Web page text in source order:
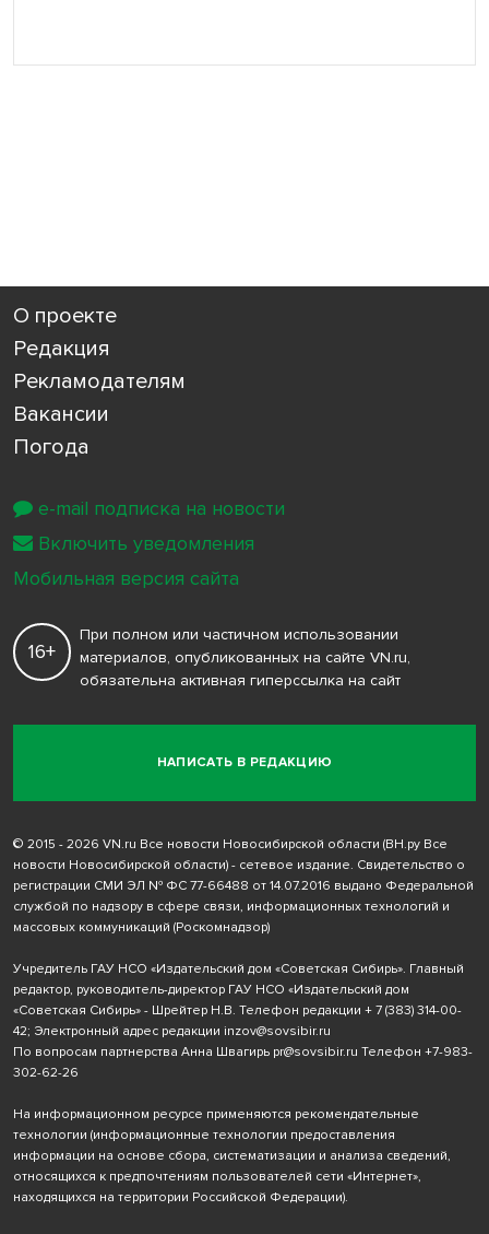
О проекте
Редакция
Рекламодателям
Вакансии
Погода
НАПИСАТЬ В РЕДАКЦИЮ
16+
При полном или частичном использовании
материалов, опубликованных на сайте VN.ru,
обязательна активная гиперссылка на сайт
© 2015 - 2026 VN.ru Все новости Новосибирской области (ВН.ру Все
новости Новосибирской области) - сетевое издание. Свидетельство о
регистрации СМИ ЭЛ № ФС 77-66488 от 14.07.2016 выдано Федеральной
службой по надзору в сфере связи, информационных технологий и
массовых коммуникаций (Роскомнадзор)
Учредитель ГАУ НСО «Издательский дом «Советская Сибирь». Главный
редактор, руководитель-директор ГАУ НСО «Издательский дом
«Советская Сибирь» - Шрейтер Н.В. Телефон редакции + 7 (383) 314-00-
42; Электронный адрес редакции inzov@sovsibir.ru
По вопросам партнерства Анна Швагирь pr@sovsibir.ru Телефон +7-983-
302-62-26
На информационном ресурсе применяются рекомендательные
технологии (информационные технологии предоставления
информации на основе сбора, систематизации и анализа сведений,
относящихся к предпочтениям пользователей сети «Интернет»,
находящихся на территории Российской Федерации).
e-mail подписка на новости
Включить уведомления
Мобильная версия сайта